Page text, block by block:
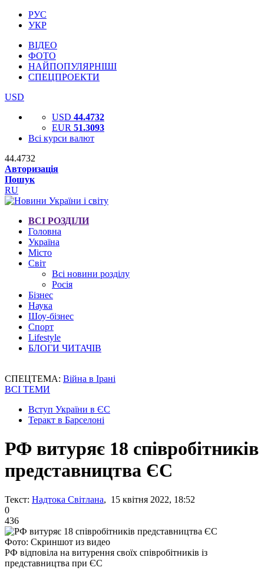
РУС
УКР
ВІДЕО
ФОТО
НАЙПОПУЛЯРНІШІ
СПЕЦПРОЕКТИ
USD
USD 44.4732
EUR 51.3093
Всі курси валют
44.4732
Авторизація
Пошук
RU
ВСІ РОЗДІЛИ
Головна
Україна
Місто
Світ
Всі новини розділу
Росія
Бізнес
Наука
Шоу-бізнес
Спорт
Lifestyle
БЛОГИ ЧИТАЧІВ
СПЕЦТЕМА: Війна в Ірані
ВСІ ТЕМИ
Вступ України в ЄС
Теракт в Барселоні
РФ витуряє 18 співробітників
представництва ЄС
Текст: Надтока Світлана, 15 квітня 2022, 18:52
0
436
Фото: Скриншот из видео
РФ відповіла на витурення своїх співробітників із
представництва при ЄС